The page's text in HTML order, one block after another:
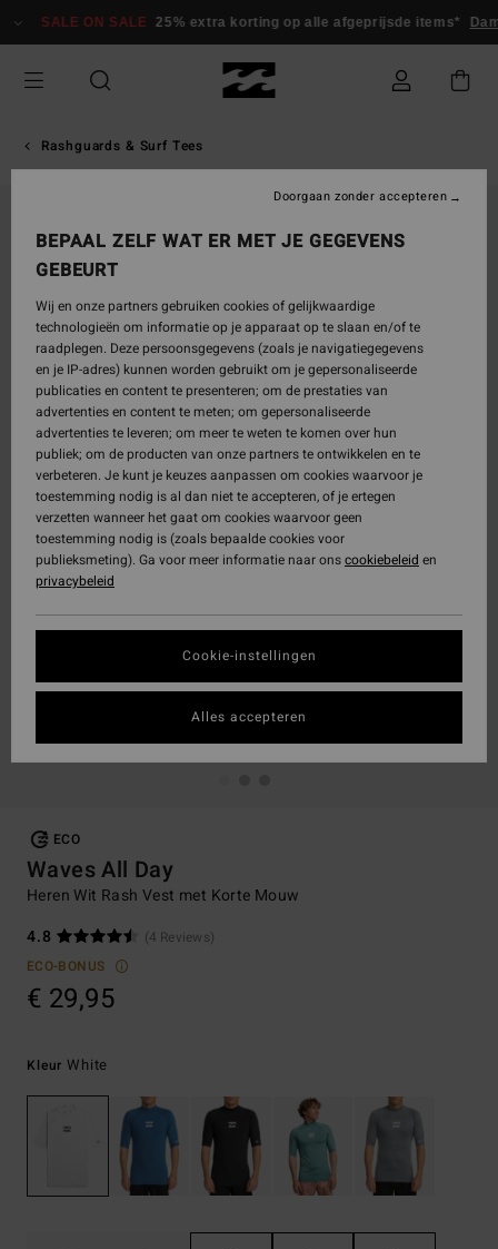
naar
SALE ON SALE 25% extra korting op alle afgeprijsde items*
Rashguards & Surf Tees
ECO
Waves All Day
Heren Wit Rash Vest met Korte Mouw
4.8
(4 Reviews)
ECO-BONUS
€ 29,95
KleurWhite
BEPAAL ZELF WAT ER MET JE GEGEVENS
GEBEURT
Wij en onze partners gebruiken cookies of gelijkwaardige
technologieën om informatie op je apparaat op te slaan en/of te
raadplegen. Deze persoonsgegevens (zoals je navigatiegegevens
en je IP-adres) kunnen worden gebruikt om je gepersonaliseerde
publicaties en content te presenteren; om de prestaties van
advertenties en content te meten; om gepersonaliseerde
advertenties te leveren; om meer te weten te komen over hun
publiek; om de producten van onze partners te ontwikkelen en te
verbeteren. Je kunt je keuzes aanpassen om cookies waarvoor je
toestemming nodig is al dan niet te accepteren, of je ertegen
verzetten wanneer het gaat om cookies waarvoor geen
toestemming nodig is (zoals bepaalde cookies voor
publieksmeting). Ga voor meer informatie naar onscookiebeleid en
privacybeleid
Cookie-instellingen
Doorgaan zonder accepteren
Alles accepteren